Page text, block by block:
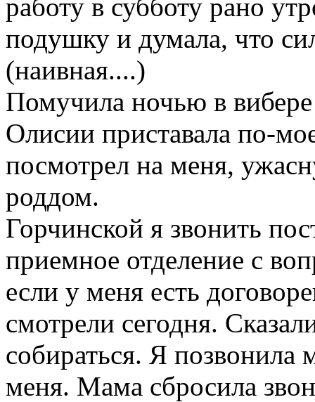
работу в субботу рано
подушку и думала, что
(наивная....)
Помучила ночью в
Олисии приставала по-
посмотрел на меня,
роддом.
Горчинской я звонить
приемное отделение с
если у меня есть
смотрели сегодня.
собираться. Я позвонила
меня. Мама сбросила